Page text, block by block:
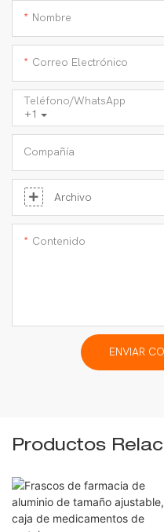
Nombre
Correo Electrónico
+1
Teléfono/WhatsApp
Compañía
Archivo
Contenido
ENVIAR
Productos